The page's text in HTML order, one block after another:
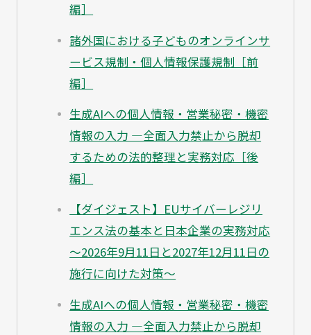
編］
諸外国における子どものオンラインサ
ービス規制・個人情報保護規制［前
編］
生成AIへの個人情報・営業秘密・機密
情報の入力 ―全面入力禁止から脱却
するための法的整理と実務対応［後
編］
【ダイジェスト】EUサイバーレジリ
エンス法の基本と日本企業の実務対応
～2026年9月11日と2027年12月11日の
施行に向けた対策～
生成AIへの個人情報・営業秘密・機密
情報の入力 ―全面入力禁止から脱却